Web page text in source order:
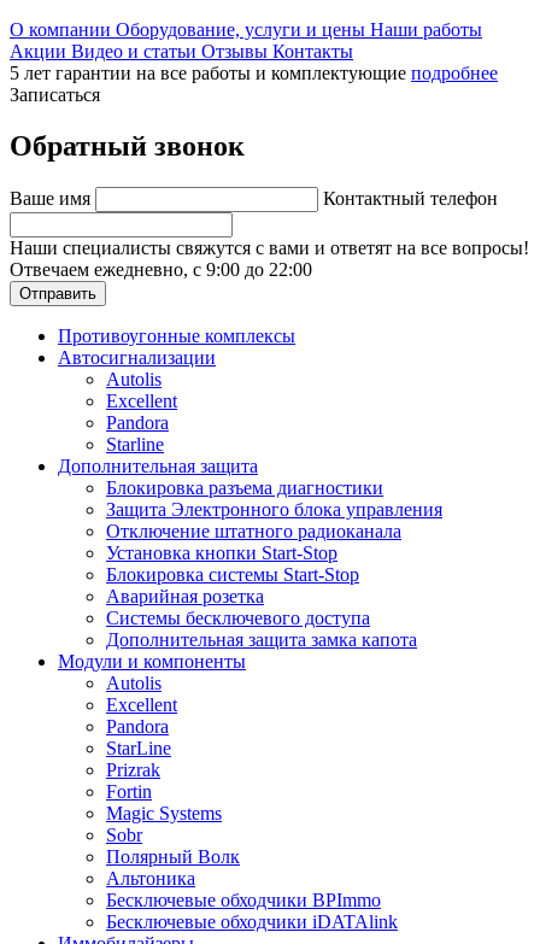
О компании Оборудование, услуги и цены Наши работы
Акции Видео и статьи Отзывы Контакты
5 лет гарантии на все работы и комплектующие подробнее
Записаться
Обратный звонок
Ваше имя Контактный телефон
Наши специалисты свяжутся с вами и ответят на все вопросы!
Отвечаем ежедневно, с 9:00 до 22:00
Отправить
Противоугонные комплексы
Автосигнализации
Autolis
Excellent
Pandora
Starline
Дополнительная защита
Блокировка разъема диагностики
Защита Электронного блока управления
Отключение штатного радиоканала
Установка кнопки Start-Stop
Блокировка системы Start-Stop
Аварийная розетка
Системы бесключевого доступа
Дополнительная защита замка капота
Модули и компоненты
Autolis
Excellent
Pandora
StarLine
Prizrak
Fortin
Magic Systems
Sobr
Полярный Волк
Альтоника
Бесключевые обходчики BPImmo
Бесключевые обходчики iDATAlink